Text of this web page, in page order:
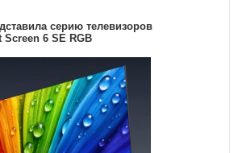
серию телевизоров
6 SE RGB